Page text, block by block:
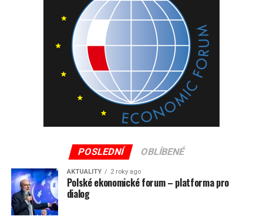
kruhovým objezdem najdeme odbočku do centra na nově
vybudovanou pěší zónu. Projedeme tunelem (ten vede
pod sjezdovkou Kolorowa) a stoupáme k další čerpací
stanici. Zde je odbočka k několika sjezdovkám. Silnice
stoupá dále k obrovskému hotelu Golębiewski (s velkým
aquaparkem) a pokračuje až právě ke kostelíku Wang do
Horního Karpacze (Karpacz Gorny). Zde na konečné
autobusu se nacházejí běžecké tratě.
Autor: Jiří Hloušek celý text nasdetmipoevrope.cz
POSLEDNÍ OBLÍBENÉ
AKTUALITY 2 roky ago
Polské ekonomické forum – platforma pro
dialog